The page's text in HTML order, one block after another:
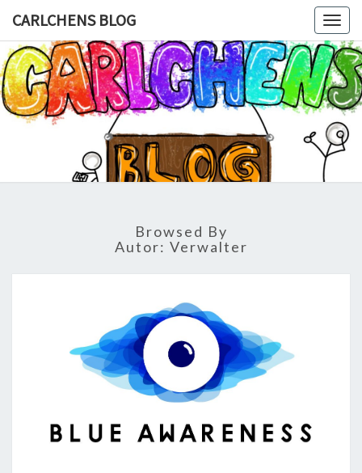
CARLCHENS BLOG
BLOG
Schülerzeitung
Der Carl-
Bantzer-
Schule
Browsed By
Autor: Verwalter